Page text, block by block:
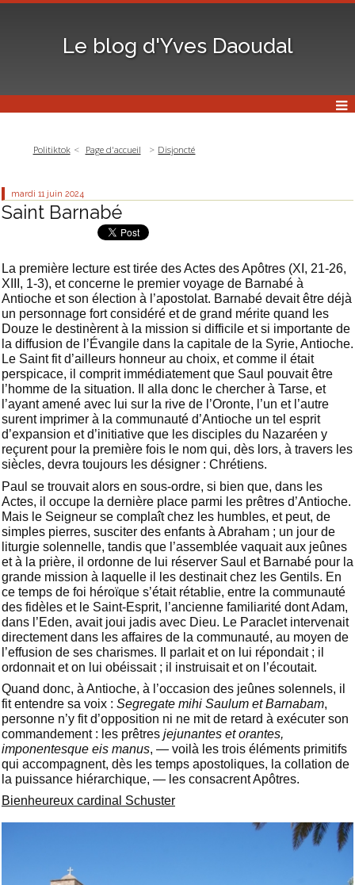
Le blog d'Yves Daoudal
Politiktok Page d'accueil Disjoncté
mardi 11 juin 2024
Saint Barnabé
La première lecture est tirée des Actes des Apôtres (XI, 21-26,
XIII, 1-3), et concerne le premier voyage de Barnabé à
Antioche et son élection à l’apostolat. Barnabé devait être déjà
un personnage fort considéré et de grand mérite quand les
Douze le destinèrent à la mission si difficile et si importante de
la diffusion de l’Évangile dans la capitale de la Syrie, Antioche.
Le Saint fit d’ailleurs honneur au choix, et comme il était
perspicace, il comprit immédiatement que Saul pouvait être
l’homme de la situation. Il alla donc le chercher à Tarse, et
l’ayant amené avec lui sur la rive de l’Oronte, l’un et l’autre
surent imprimer à la communauté d’Antioche un tel esprit
d’expansion et d’initiative que les disciples du Nazaréen y
reçurent pour la première fois le nom qui, dès lors, à travers les
siècles, devra toujours les désigner : Chrétiens.
Paul se trouvait alors en sous-ordre, si bien que, dans les
Actes, il occupe la dernière place parmi les prêtres d’Antioche.
Mais le Seigneur se complaît chez les humbles, et peut, de
simples pierres, susciter des enfants à Abraham ; un jour de
liturgie solennelle, tandis que l’assemblée vaquait aux jeûnes
et à la prière, il ordonne de lui réserver Saul et Barnabé pour la
grande mission à laquelle il les destinait chez les Gentils. En
ce temps de foi héroïque s’était rétablie, entre la communauté
des fidèles et le Saint-Esprit, l’ancienne familiarité dont Adam,
dans l’Eden, avait joui jadis avec Dieu. Le Paraclet intervenait
directement dans les affaires de la communauté, au moyen de
l’effusion de ses charismes. Il parlait et on lui répondait ; il
ordonnait et on lui obéissait ; il instruisait et on l’écoutait.
Quand donc, à Antioche, à l’occasion des jeûnes solennels, il
fit entendre sa voix : Segregate mihi Saulum et Barnabam,
personne n’y fit d’opposition ni ne mit de retard à exécuter son
commandement : les prêtres jejunantes et orantes,
imponentesque eis manus, — voilà les trois éléments primitifs
qui accompagnent, dès les temps apostoliques, la collation de
la puissance hiérarchique, — les consacrent Apôtres.
Bienheureux cardinal Schuster